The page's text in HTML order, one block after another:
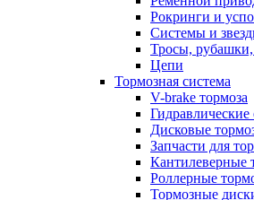
Рокринги и
Системы и
Тросы, рубашки,
Цепи
Тормозная система
V-brake тормоза
Дисковые
Запчасти для
Кантилеверные
Роллерные
Тормозные